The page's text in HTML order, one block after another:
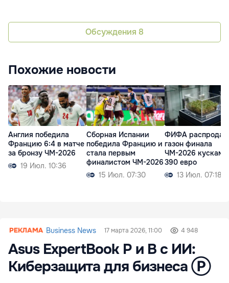
Обсуждения 8
Похожие новости
Англия победила
Францию 6:4 в матче
за бронзу ЧМ-2026
19 Июл. 10:36
Сборная Испании
победила Францию и
стала первым
финалистом ЧМ-2026
15 Июл. 07:30
ФИФА
газон финала
ЧМ-2026 кусками
390 евро
13 Июл. 07:18
Business News 17 марта 2026, 11:00 4 948
Asus ExpertBook P и B с ИИ:
Киберзащита для бизнеса Ⓟ